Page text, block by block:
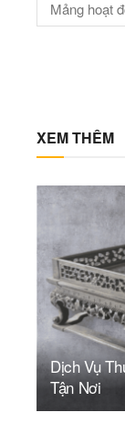
XEM THÊM
Dịch Vụ
Tận Nơi